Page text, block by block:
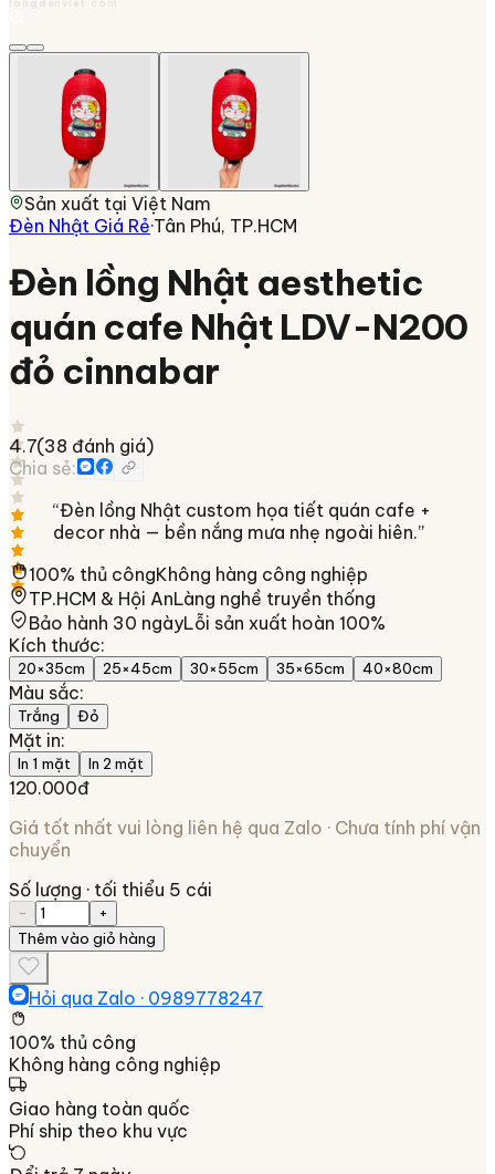
longdenviet.com
Sản xuất tại Việt Nam
Đèn Nhật Giá Rẻ·Tân Phú, TP.HCM
Đèn lồng Nhật aesthetic
quán cafe Nhật LDV-N200
đỏ cinnabar
4.7(38 đánh giá)
Chia sẻ:
“Đèn lồng Nhật custom họa tiết quán cafe +
decor nhà — bền nắng mưa nhẹ ngoài hiên.”
100% thủ côngKhông hàng công nghiệp
TP.HCM & Hội AnLàng nghề truyền thống
Bảo hành 30 ngàyLỗi sản xuất hoàn 100%
Kích thước:
20×35cm 25×45cm 30×55cm 35×65cm 40×80cm
Màu sắc:
Trắng Đỏ
Mặt in:
In 1 mặt In 2 mặt
120.000đ
Giá tốt nhất vui lòng liên hệ qua Zalo · Chưa tính phí vận
chuyển
Số lượng · tối thiểu 5 cái
−
+
Thêm vào giỏ hàng
Hỏi qua Zalo · 0989778247
100% thủ công
Không hàng công nghiệp
Giao hàng toàn quốc
Phí ship theo khu vực